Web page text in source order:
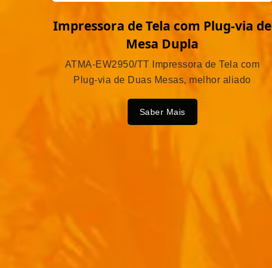
Impressora de Tela com Plug-via de
Mesa Dupla
ATMA-EW2950/TT Impressora de Tela com
Plug-via de Duas Mesas, melhor aliado
Saber Mais